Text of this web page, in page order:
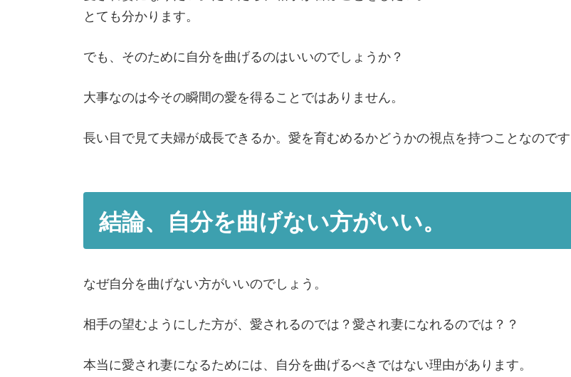
とても分かります。
でも、そのために自分を曲げるのはいいのでしょうか？
大事なのは今その瞬間の愛を得ることではありません。
長い目で見て夫婦が成長できるか。愛を育むめるかどうかの視点を持つことなのです
結論、自分を曲げない方がいい。
なぜ自分を曲げない方がいいのでしょう。
相手の望むようにした方が、愛されるのでは？愛され妻になれるのでは？？
本当に愛され妻になるためには、自分を曲げるべきではない理由があります。